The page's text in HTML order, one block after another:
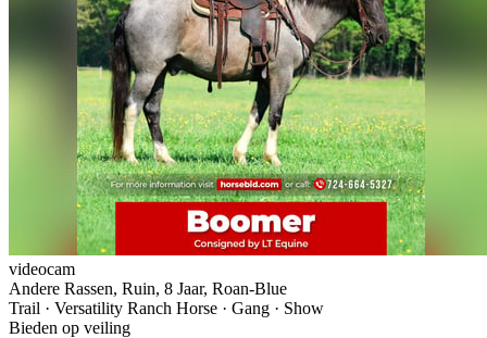
videocam
Andere Rassen, Ruin, 8 Jaar, Roan-Blue
Trail · Versatility Ranch Horse · Gang · Show
Bieden op veiling